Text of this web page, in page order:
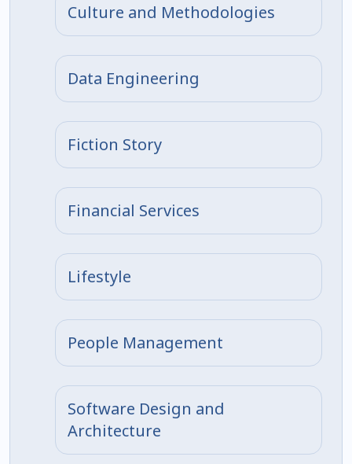
Culture and Methodologies
Data Engineering
Fiction Story
Financial Services
Lifestyle
People Management
Software Design and
Architecture